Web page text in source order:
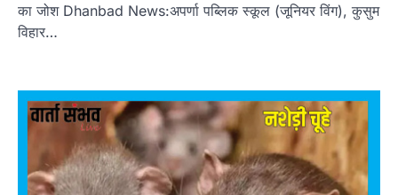
का जोश Dhanbad News:अपर्णा पब्लिक स्कूल (जूनियर विंग), कुसुम
विहार…